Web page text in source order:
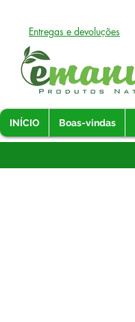
Entregas e devoluções
INÍCIO Boas-vindas